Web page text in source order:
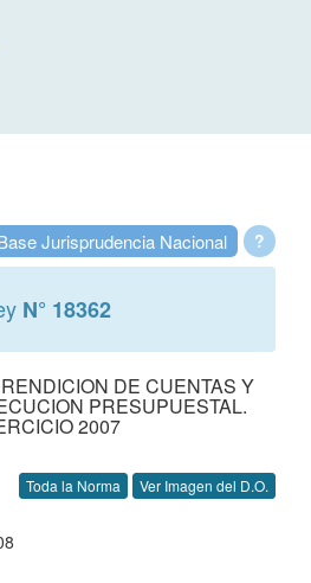
?
Jurisprudencia Nacional
N° 18362
DE CUENTAS Y
PRESUPUESTAL.
2007
Toda la Norma Ver Imagen del D.O.